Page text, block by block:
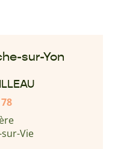
sur-Yon
Vie